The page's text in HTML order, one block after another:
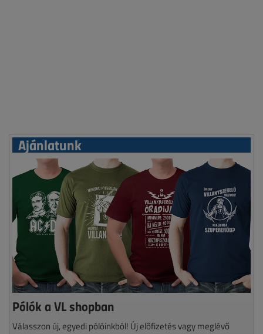
Ajánlatunk
Pólók a VL shopban
Válasszon új, egyedi pólóinkból! Új előfizetés vagy meglévő